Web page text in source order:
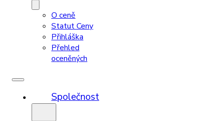
O ceně
Statut Ceny
Přihláška
Přehled
oceněných
Společnost